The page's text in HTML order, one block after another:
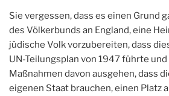
Sie vergessen, dass es einen Grund
des Völkerbunds an England, eine
jüdische Volk vorzubereiten, dass
UN-Teilungsplan von 1947 führte und
Maßnahmen davon ausgehen, dass
eigenen Staat brauchen, einen Platz